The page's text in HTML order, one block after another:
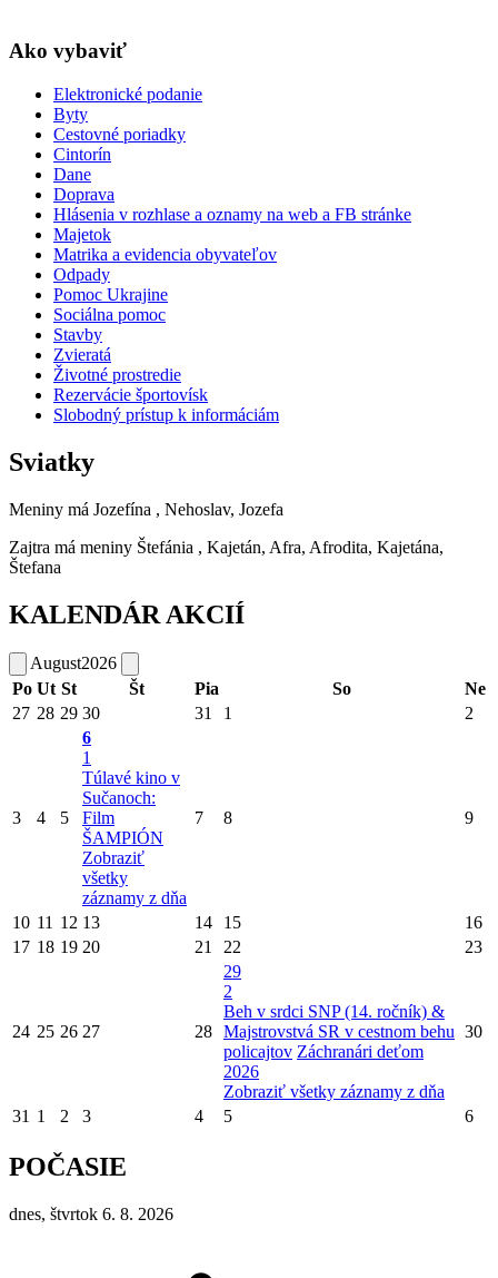
Ako vybaviť
Elektronické podanie
Byty
Cestovné poriadky
Cintorín
Dane
Doprava
Hlásenia v rozhlase a oznamy na web a FB stránke
Majetok
Matrika a evidencia obyvateľov
Odpady
Pomoc Ukrajine
Sociálna pomoc
Stavby
Zvieratá
Životné prostredie
Rezervácie športovísk
Slobodný prístup k informáciám
Sviatky
Meniny má Jozefína , Nehoslav, Jozefa
Zajtra má meniny Štefánia , Kajetán, Afra, Afrodita, Kajetána,
Štefana
KALENDÁR AKCIÍ
August2026
Po Ut St Št Pia So
Ne
27 28 29 30 31 1 2
3 4 5
6
1
Túlavé kino v
Sučanoch:
Film
ŠAMPIÓN
Zobraziť
všetky
záznamy z dňa
7 8 9
10 11 12 13 14 15
16
17 18 19 20 21 22 23
24 25 26 27 28
29
2
Beh v srdci SNP (14. ročník) &
Majstrovstvá SR v cestnom behu
policajtov Záchranári deťom
2026
Zobraziť všetky záznamy z dňa
30
31 1 2 3 4 5 6
POČASIE
dnes, štvrtok 6. 8. 2026